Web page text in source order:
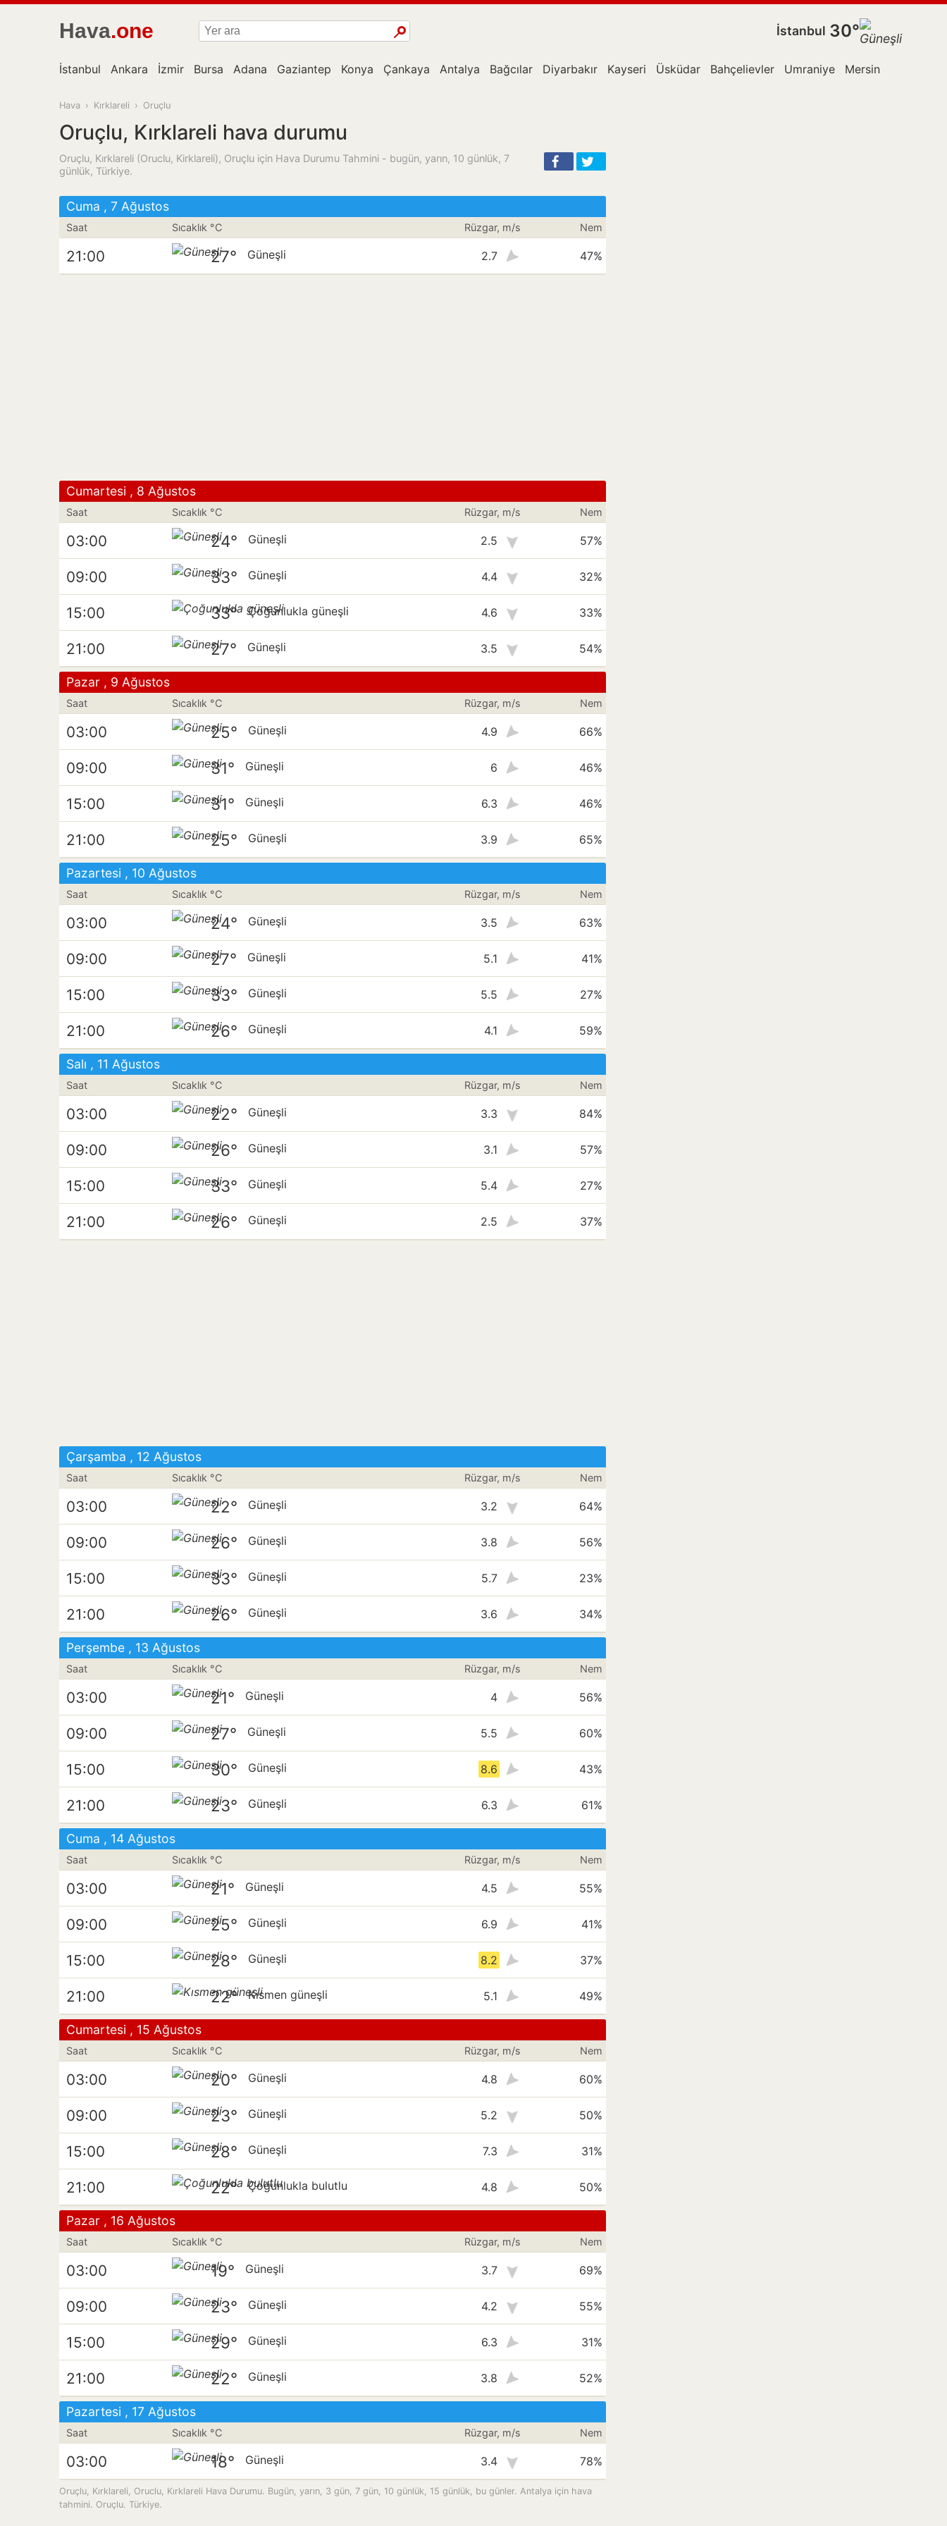
Hava.one İstanbul 30°
İstanbul Ankara İzmir Bursa Adana Gaziantep Konya Çankaya Antalya Bağcılar Diyarbakır Kayseri Üsküdar Bahçelievler Umraniye Mersin
Hava › Kırklareli › Oruçlu
Oruçlu, Kırklareli hava durumu
Oruçlu, Kırklareli (Oruclu, Kirklareli), Oruçlu için Hava Durumu Tahmini - bugün, yarın, 10 günlük, 7
günlük, Türkiye.
Cuma , 7 Ağustos
Saat Sıcaklık °C Rüzgar, m/s Nem
21:00 27° Güneşli 2.7 47%
Cumartesi , 8 Ağustos
Saat Sıcaklık °C Rüzgar, m/s Nem
03:00 24° Güneşli 2.5 57%
09:00 33° Güneşli 4.4 32%
15:00 33° Çoğunlukla güneşli 4.6 33%
21:00 27° Güneşli 3.5 54%
Pazar , 9 Ağustos
Saat Sıcaklık °C Rüzgar, m/s Nem
03:00 25° Güneşli 4.9 66%
09:00 31° Güneşli 6 46%
15:00 31° Güneşli 6.3 46%
21:00 25° Güneşli 3.9 65%
Pazartesi , 10 Ağustos
Saat Sıcaklık °C Rüzgar, m/s Nem
03:00 24° Güneşli 3.5 63%
09:00 27° Güneşli 5.1 41%
15:00 33° Güneşli 5.5 27%
21:00 26° Güneşli 4.1 59%
Salı , 11 Ağustos
Saat Sıcaklık °C Rüzgar, m/s Nem
03:00 22° Güneşli 3.3 84%
09:00 26° Güneşli 3.1 57%
15:00 33° Güneşli 5.4 27%
21:00 26° Güneşli 2.5 37%
Çarşamba , 12 Ağustos
Saat Sıcaklık °C Rüzgar, m/s Nem
03:00 22° Güneşli 3.2 64%
09:00 26° Güneşli 3.8 56%
15:00 33° Güneşli 5.7 23%
21:00 26° Güneşli 3.6 34%
Perşembe , 13 Ağustos
Saat Sıcaklık °C Rüzgar, m/s Nem
03:00 21° Güneşli 4 56%
09:00 27° Güneşli 5.5 60%
15:00 30° Güneşli 8.6 43%
21:00 23° Güneşli 6.3 61%
Cuma , 14 Ağustos
Saat Sıcaklık °C Rüzgar, m/s Nem
03:00 21° Güneşli 4.5 55%
09:00 25° Güneşli 6.9 41%
15:00 28° Güneşli 8.2 37%
21:00 22° Kısmen güneşli 5.1 49%
Cumartesi , 15 Ağustos
Saat Sıcaklık °C Rüzgar, m/s Nem
03:00 20° Güneşli 4.8 60%
09:00 23° Güneşli 5.2 50%
15:00 28° Güneşli 7.3 31%
21:00 22° Çoğunlukla bulutlu 4.8 50%
Pazar , 16 Ağustos
Saat Sıcaklık °C Rüzgar, m/s Nem
03:00 19° Güneşli 3.7 69%
09:00 23° Güneşli 4.2 55%
15:00 29° Güneşli 6.3 31%
21:00 22° Güneşli 3.8 52%
Pazartesi , 17 Ağustos
Saat Sıcaklık °C Rüzgar, m/s Nem
03:00 18° Güneşli 3.4 78%
Oruçlu, Kırklareli, Oruclu, Kırklareli Hava Durumu. Bugün, yarın, 3 gün, 7 gün, 10 günlük, 15 günlük, bu günler. Antalya için hava
tahmini. Oruçlu. Türkiye.